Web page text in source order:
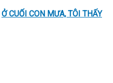
Ở CUỐI CON MƯA, TÔI THẤY